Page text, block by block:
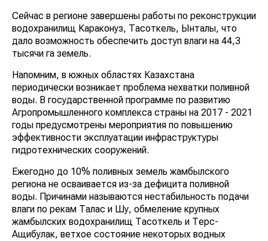
реконструкции водохранилищ Караконуз, Тасоткель,
Ынталы, что дало возможность обеспечить доступ
влаги на 44,3 тысячи га земель.
периодически возникает проблема нехватки поливной
воды. В государственной программе по развитию
Агропромышленного комплекса страны на 2017 -
2021 годы предусмотрены мероприятия по
повышению эффективности эксплуатации
инфраструктуры гидротехнических сооружений.
региона не осваивается из-за дефицита поливной
воды. Причинами называются нестабильность подачи
влаги по рекам Талас и Шу, обмеление крупных
жамбылских водохранилищ Тасоткель и Терс-
Ащибулак, ветхое состояние некоторых водных
каналов, потери воды при транспортировке.